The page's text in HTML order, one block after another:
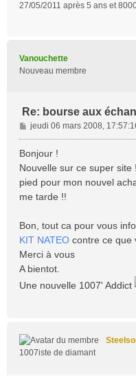
27/05/2011 après 5 ans et
Vanouchette
Nouveau membre
Re: bourse aux
M
e
s
g
e
jeudi 06 mars 2008,
Bonjour !
Nouvelle sur ce super
pied pour mon nouvel
me tarde !!
Bon, tout ca pour vous
KIT NATEO contre ce que
Merci à vous
A bientot.
Une nouvelle 1007' Addict
1007iste de diamant